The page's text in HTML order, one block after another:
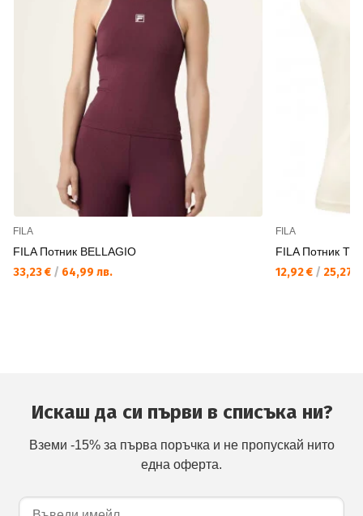
FILA
FILA Потник BELLAGIO
33,23 € / 64,99 лв.
FILA
FILA Потник
12,92 € / 25,27
Искаш да си първи в списъка ни?
Вземи -15% за първа поръчка и не пропускай нито
една оферта.